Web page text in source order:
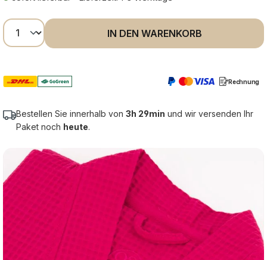
Produkt Anzahl: Gib den gewünschten
IN DEN WARENKORB
Rechnung
Bestellen Sie innerhalb von 3h 29min und wir versenden Ihr
Paket noch heute.